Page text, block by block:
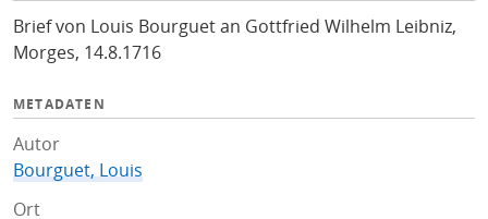
f
o
Brief von Louis Bourguet an Gottfried Wilhelm Leibniz,
Morges, 14.8.1716
METADATEN
Autor
Bourguet, Louis
Ort